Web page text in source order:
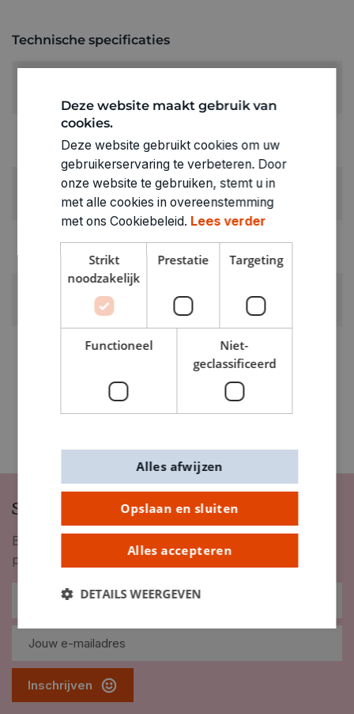
Technische specificaties
LEVERANCIERSKLEUR:
RUBRIEK:
0.365kg
Schrijf je in op onze nieuwsbrief
Blijf op de hoogte van nieuwigheden, inspiratie,
promoties en meer!
Inschrijven
Deze website maakt gebruik van
cookies.
Deze website gebruikt cookies om uw
gebruikerservaring te verbeteren. Door
onze website te gebruiken, stemt u in
met alle cookies in overeenstemming
met ons Cookiebeleid. Lees verder
Strikt
noodzakelijk
Prestatie Targeting
Functioneel
Niet-
geclassificeerd
Opslaan en sluiten
Alles accepteren
Alles afwijzen
DETAILS WEERGEVEN